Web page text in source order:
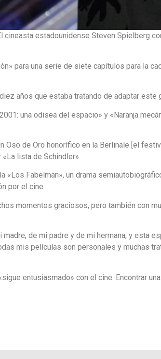
cineasta estadounidense Steven Spielberg
para una serie de siete capítulos para la
años que estaba tratando de adaptar este
una odisea del espacio» y «Naranja
Oso de Oro honorífico en la Berlinale [el
«La lista de Schindler».
«Los Fabelman», un drama
por el cine.
momentos graciosos, pero también con
de mi padre y de mi hermana, y esta
mis películas son personales y muchas
entusiasmado» con el cine. Encontrar